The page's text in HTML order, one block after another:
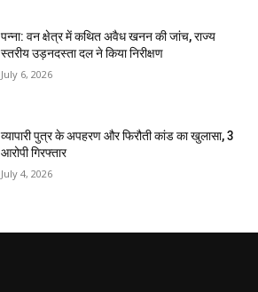
पन्ना: वन क्षेत्र में कथित अवैध खनन की जांच, राज्य
स्तरीय उड़नदस्ता दल ने किया निरीक्षण
July 6, 2026
व्यापारी पुत्र के अपहरण और फिरौती कांड का खुलासा, 3
आरोपी गिरफ्तार
July 4, 2026